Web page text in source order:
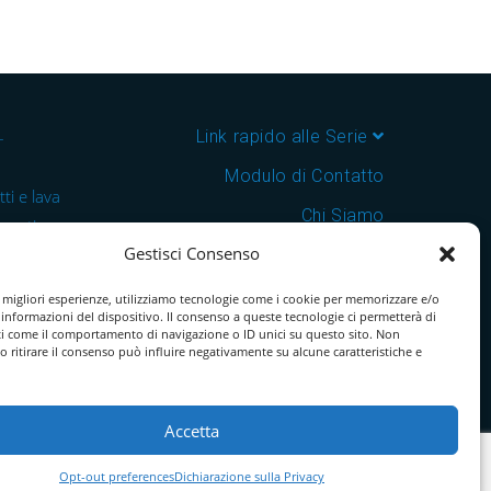
Gestisci Consenso
esperienze, utilizziamo tecnologie come i cookie per memorizzare e/o
informazioni del dispositivo. Il consenso a queste tecnologie ci permetterà di
come il comportamento di navigazione o ID unici su questo sito. Non
ritirare il consenso può influire negativamente su alcune caratteristiche e
Accetta
Opt-out preferencesDichiarazione sulla Privacy
e lava
e
in
Link rapido alle Serie
Modulo di Contatto
Chi Siamo
Download Catalogo PDF
Cookie Policy